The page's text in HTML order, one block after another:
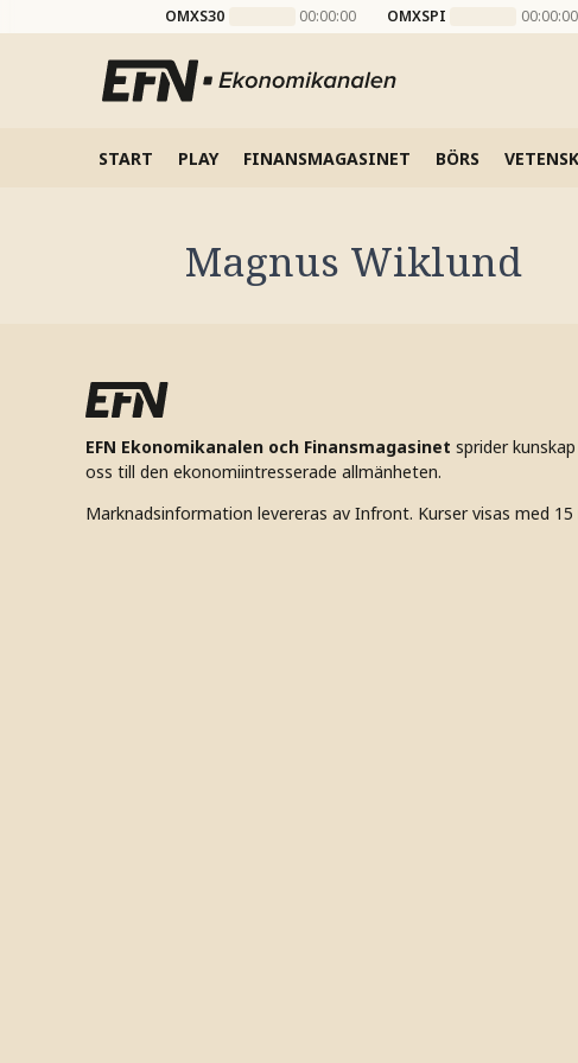
OMXS30 00:00:00 OMXSPI 00:00:00
START PLAY FINANSMAGASINET BÖRS
Magnus Wiklund
EFN Ekonomikanalen och Finansmagasinet sprider
oss till den ekonomiintresserade allmänheten.
Marknadsinformation levereras av Infront. Kurser visas med